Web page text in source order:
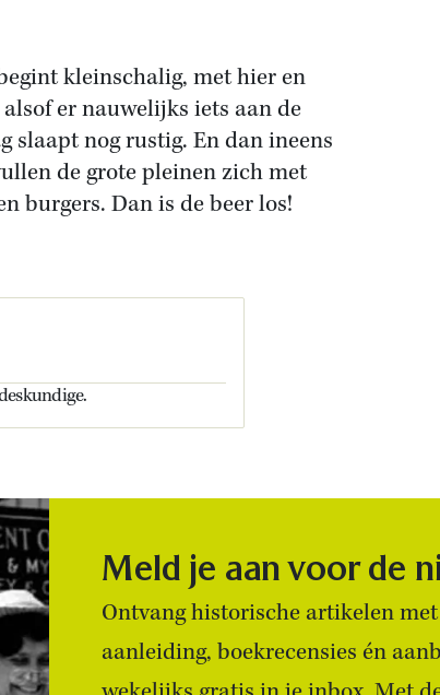
kleinschalig, met hier en
er nauwelijks iets aan de
slaapt nog rustig. En dan ineens
de grote pleinen zich met
burgers. Dan is de beer los!
Meld je aan voor de
Ontvang historische artikelen
aanleiding, boekrecensies én